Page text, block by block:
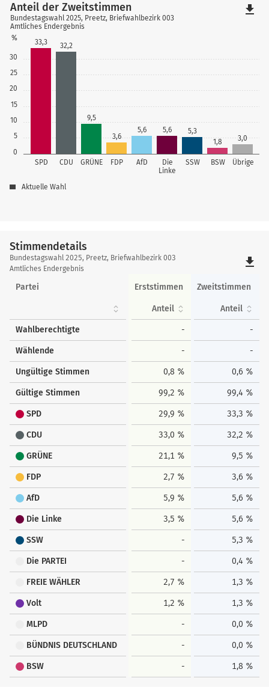
0
5
10
15
20
25
30
%
SPD CDU GRÜNE FDP AfD
Die
Linke
SSW BSW Übrige
33,3 32,2
9,5
3,6
5,6 5,6
5,3
1,8
3,0
Anteil der Zweitstimmen
Bundestagswahl 2025, Preetz, Briefwahlbezirk 003
Amtliches Endergebnis
Aktuelle Wahl
file_download
Stimmendetails
Stimmendetails
Bundestagswahl 2025, Preetz, Briefwahlbezirk 003
Amtliches Endergebnis
file_download
Partei Erststimmen Zweitstimmen
Anteil Anteil
Wahlberechtigte - -
Wählende - -
Ungültige Stimmen 0,8 % 0,6 %
Gültige Stimmen 99,2 % 99,4 %
SPD 29,9 % 33,3 %
CDU 33,0 % 32,2 %
GRÜNE 21,1 % 9,5 %
FDP 2,7 % 3,6 %
AfD 5,9 % 5,6 %
Die Linke 3,5 % 5,6 %
SSW - 5,3 %
Die PARTEI - 0,4 %
FREIE WÄHLER 2,7 % 1,3 %
Volt 1,2 % 1,3 %
MLPD - 0,0 %
BÜNDNIS DEUTSCHLAND - 0,0 %
BSW - 1,8 %